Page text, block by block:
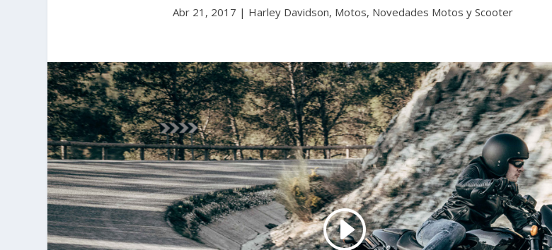
Abr 21, 2017 | Harley Davidson, Motos, Novedades Motos y Scooter